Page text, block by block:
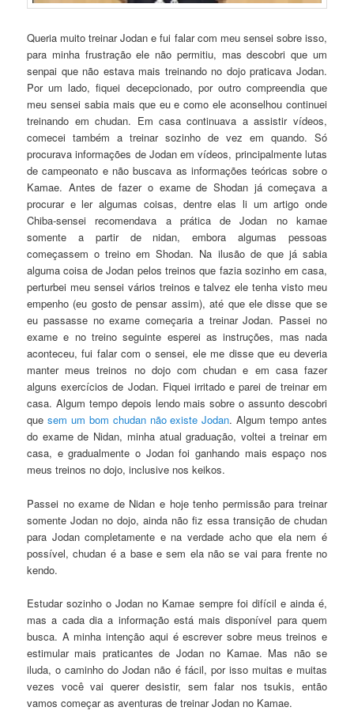
Queria muito treinar Jodan e fui falar com meu sensei sobre isso,
para minha frustração ele não permitiu, mas descobri que um
senpai que não estava mais treinando no dojo praticava Jodan.
Por um lado, fiquei decepcionado, por outro compreendia que
meu sensei sabia mais que eu e como ele aconselhou continuei
treinando em chudan. Em casa continuava a assistir vídeos,
comecei também a treinar sozinho de vez em quando. Só
procurava informações de Jodan em vídeos, principalmente lutas
de campeonato e não buscava as informações teóricas sobre o
Kamae. Antes de fazer o exame de Shodan já começava a
procurar e ler algumas coisas, dentre elas li um artigo onde
Chiba-sensei recomendava a prática de Jodan no kamae
somente a partir de nidan, embora algumas pessoas
começassem o treino em Shodan. Na ilusão de que já sabia
alguma coisa de Jodan pelos treinos que fazia sozinho em casa,
perturbei meu sensei vários treinos e talvez ele tenha visto meu
empenho (eu gosto de pensar assim), até que ele disse que se
eu passasse no exame começaria a treinar Jodan. Passei no
exame e no treino seguinte esperei as instruções, mas nada
aconteceu, fui falar com o sensei, ele me disse que eu deveria
manter meus treinos no dojo com chudan e em casa fazer
alguns exercícios de Jodan. Fiquei irritado e parei de treinar em
casa. Algum tempo depois lendo mais sobre o assunto descobri
que sem um bom chudan não existe Jodan. Algum tempo antes
do exame de Nidan, minha atual graduação, voltei a treinar em
casa, e gradualmente o Jodan foi ganhando mais espaço nos
meus treinos no dojo, inclusive nos keikos.
Passei no exame de Nidan e hoje tenho permissão para treinar
somente Jodan no dojo, ainda não fiz essa transição de chudan
para Jodan completamente e na verdade acho que ela nem é
possível, chudan é a base e sem ela não se vai para frente no
kendo.
Estudar sozinho o Jodan no Kamae sempre foi difícil e ainda é,
mas a cada dia a informação está mais disponível para quem
busca. A minha intenção aqui é escrever sobre meus treinos e
estimular mais praticantes de Jodan no Kamae. Mas não se
iluda, o caminho do Jodan não é fácil, por isso muitas e muitas
vezes você vai querer desistir, sem falar nos tsukis, então
vamos começar as aventuras de treinar Jodan no Kamae.